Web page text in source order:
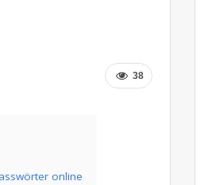
38
online